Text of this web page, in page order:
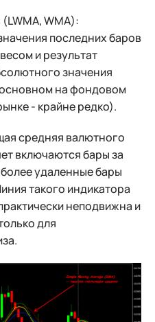
WMA):
последних баров
и результат
значения
на фондовом
- крайне редко).
средняя валютного
включаются бары за
удаленные бары
такого индикатора
неподвижна и
для